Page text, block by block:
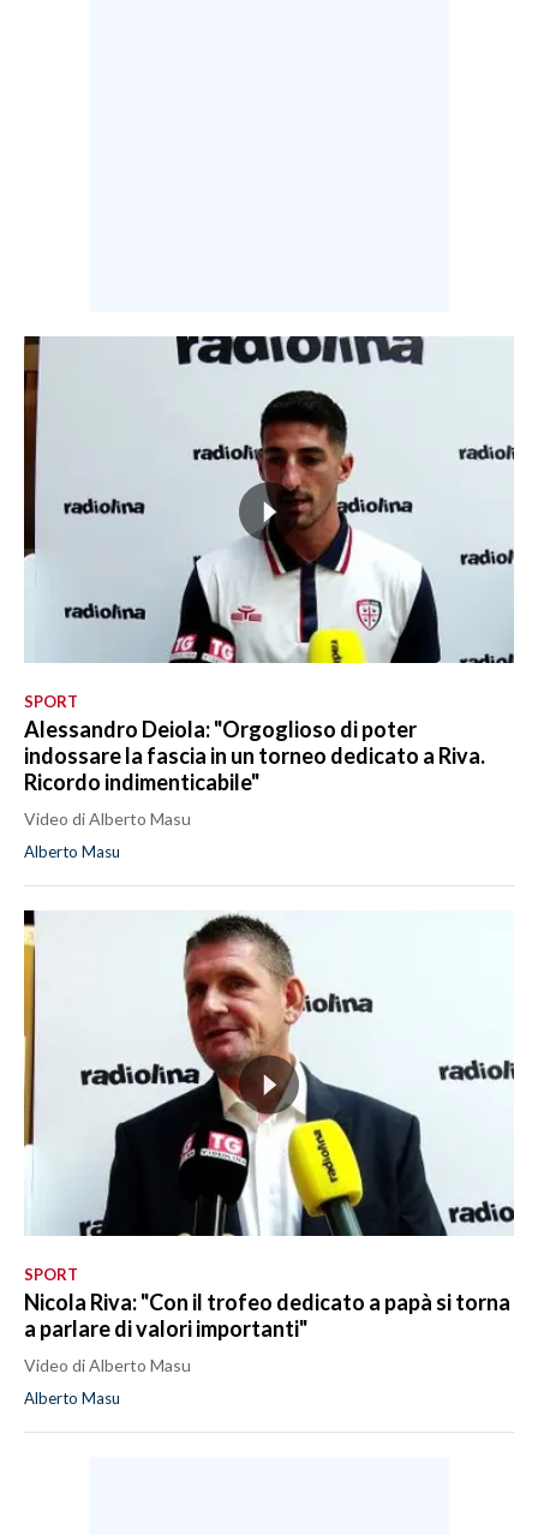
SPORT
Alessandro Deiola: "Orgoglioso di poter
indossare la fascia in un torneo dedicato a Riva.
Ricordo indimenticabile"
Video di Alberto Masu
Alberto Masu
SPORT
Nicola Riva: "Con il trofeo dedicato a papà si torna
a parlare di valori importanti"
Video di Alberto Masu
Alberto Masu